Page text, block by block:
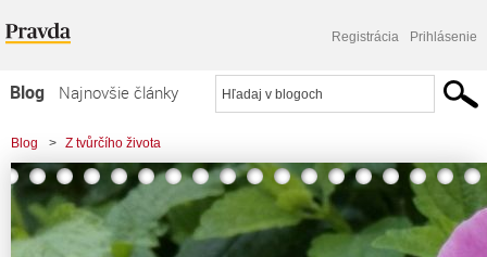
Registrácia Prihlásenie
Blog
Najnovšie články
Najčítanejšie články
Najkomentovanejšie články
Zoznam blogov
Blog > Z tvůrčího života